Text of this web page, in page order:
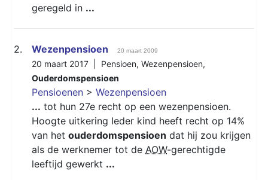
geregeld in ...
2. Wezenpensioen 20 maart 2009
20 maart 2017 | Pensioen, Wezenpensioen,
Ouderdomspensioen
Pensioenen > Wezenpensioen
... tot hun 27e recht op een wezenpensioen.
Hoogte uitkering Ieder kind heeft recht op 14%
van het ouderdomspensioen dat hij zou krijgen
als de werknemer tot de AOW-gerechtigde
leeftijd gewerkt ...